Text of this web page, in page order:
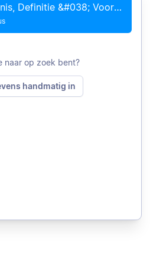
Überhaupt | Betekenis, Definitie &#038; Voorbeelden
naar op zoek bent?
handmatig in